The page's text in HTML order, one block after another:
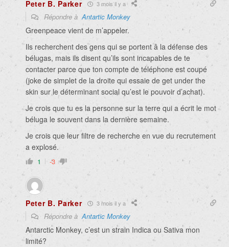
Peter B. Parker 3 mois il y a
Répondre àAntartic Monkey
Greenpeace vient de m’appeler.
Ils recherchent des gens qui se portent â la défense des
bélugas, mais ils disent qu’ils sont incapables de te
contacter parce que ton compte de téléphone est coupé
(joke de simplet de la droite qui essaie de get under the
skin sur le déterminant social qu’est le pouvoir d’achat).
Je crois que tu es la personne sur la terre qui a écrit le mot
béluga le souvent dans la dernière semaine.
Je crois que leur filtre de recherche en vue du recrutement
a explosé.
1 -3
Peter B. Parker 3 mois il y a
Répondre àAntartic Monkey
Antarctic Monkey, c’est un strain Indica ou Sativa mon
limité?